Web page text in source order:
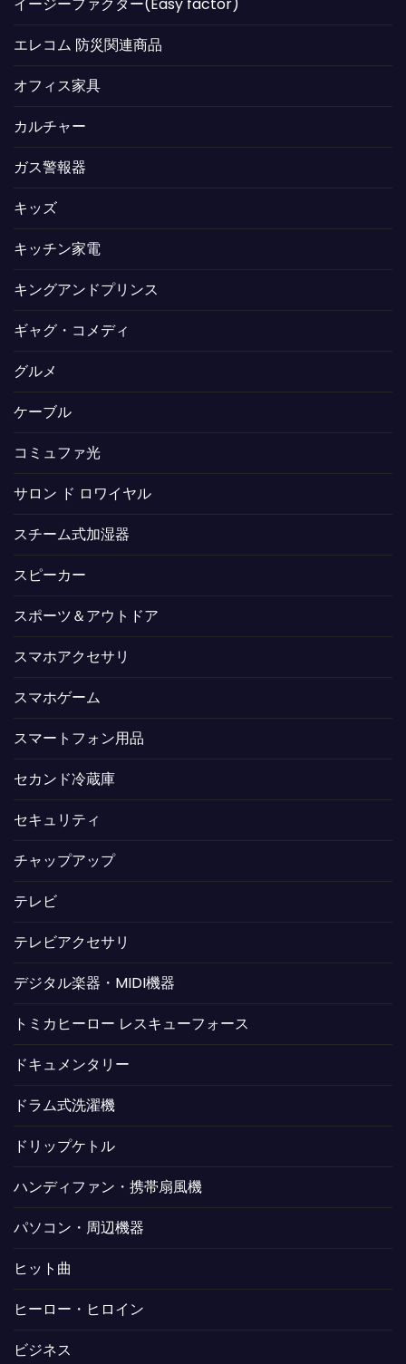
エレコム 防災関連商品
オフィス家具
カルチャー
ガス警報器
キッズ
キッチン家電
キングアンドプリンス
ギャグ・コメディ
グルメ
ケーブル
コミュファ光
サロン ド ロワイヤル
スチーム式加湿器
スピーカー
スポーツ＆アウトドア
スマホアクセサリ
スマホゲーム
スマートフォン用品
セカンド冷蔵庫
セキュリティ
チャップアップ
テレビ
テレビアクセサリ
デジタル楽器・MIDI機器
トミカヒーロー レスキューフォース
ドキュメンタリー
ドラム式洗濯機
ドリップケトル
ハンディファン・携帯扇風機
パソコン・周辺機器
ヒット曲
ヒーロー・ヒロイン
ビジネス